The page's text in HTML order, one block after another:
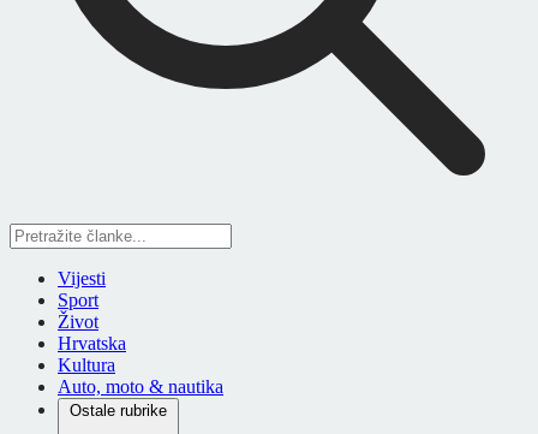
Vijesti
Sport
Život
Hrvatska
Kultura
Auto, moto & nautika
Ostale rubrike